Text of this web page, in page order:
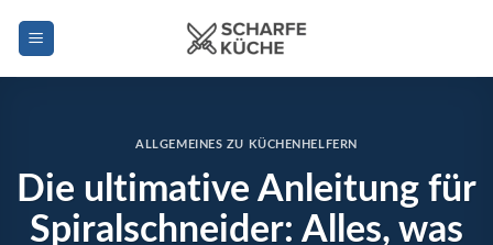
Inhalt
ALLGEMEINES ZU KÜCHENHELFERN
Die ultimative Anleitung für
Spiralschneider: Alles, was